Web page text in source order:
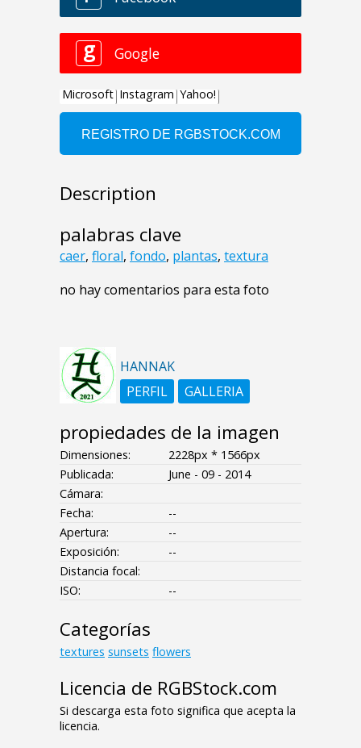
Description
palabras clave
caer, floral, fondo, plantas, textura
no hay comentarios para esta foto
HANNAK
PERFIL
GALLERIA
propiedades de la imagen
Dimensiones:
2228px * 1566px
Publicada:
June - 09 - 2014
Cámara:
Fecha:
--
Apertura:
--
Exposición:
--
Distancia focal:
ISO:
--
Categorías
textures sunsets flowers
Licencia de RGBStock.com
Si descarga esta foto significa que acepta la
licencia.